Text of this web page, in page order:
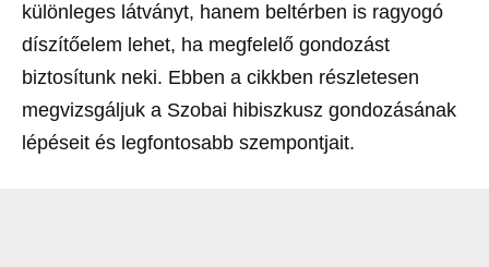
különleges látványt, hanem beltérben is ragyogó
díszítőelem lehet, ha megfelelő gondozást
biztosítunk neki. Ebben a cikkben részletesen
megvizsgáljuk a Szobai hibiszkusz gondozásának
lépéseit és legfontosabb szempontjait.